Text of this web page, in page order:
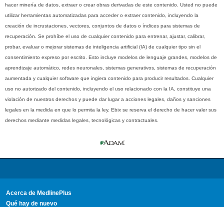
hacer minería de datos, extraer o crear obras derivadas de este contenido. Usted no puede
utilizar herramientas automatizadas para acceder o extraer contenido, incluyendo la
creación de incrustaciones, vectores, conjuntos de datos o índices para sistemas de
recuperación. Se prohíbe el uso de cualquier contenido para entrenar, ajustar, calibrar,
probar, evaluar o mejorar sistemas de inteligencia artificial (IA) de cualquier tipo sin el
consentimiento expreso por escrito. Esto incluye modelos de lenguaje grandes, modelos de
aprendizaje automático, redes neuronales, sistemas generativos, sistemas de recuperación
aumentada y cualquier software que ingiera contenido para producir resultados. Cualquier
uso no autorizado del contenido, incluyendo el uso relacionado con la IA, constituye una
violación de nuestros derechos y puede dar lugar a acciones legales, daños y sanciones
legales en la medida en que lo permita la ley. Ebix se reserva el derecho de hacer valer sus
derechos mediante medidas legales, tecnológicas y contractuales.
Acerca de MedlinePlus
Qué hay de nuevo